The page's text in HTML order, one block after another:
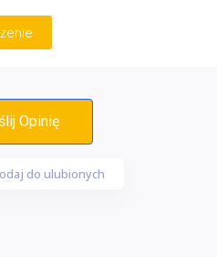
Opinię
do ulubionych